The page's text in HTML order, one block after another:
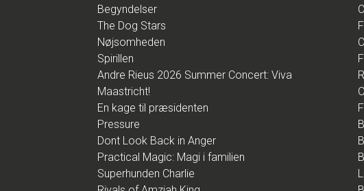
Begyndelser
The Dog Stars
Nøjsomheden
Spirillen
Andre Rieus 2026 Summer Concert: Viva
Maastricht!
En kage til præsidenten
Pressure
Dont Look Back in Anger
Practical Magic: Magi i familien
Superhunden Charlie